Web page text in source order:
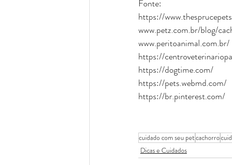
Fonte:
https://
www.petz.com.br/blog/
www.peritoanimal.com.br/
https://
https://dogtime.com/
https://pets.webmd.com/
https://br.pinterest.com/
cuidado com seu petcachorro
Dicas e Cuidados